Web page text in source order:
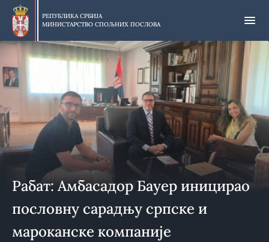
Прескочи
главни
део
садржаја
РЕПУБЛИКА СРБИЈА
МИНИСТАРСТВО СПОЉНИХ ПОСЛОВА
Рабат: Амбасадор Бауер иницирао
пословну сарадњу српске и
мароканске компаније